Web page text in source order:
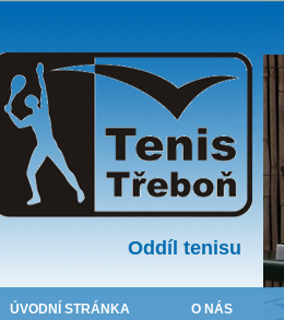
Oddíl tenisu
ÚVODNÍ STRÁNKA O NÁS